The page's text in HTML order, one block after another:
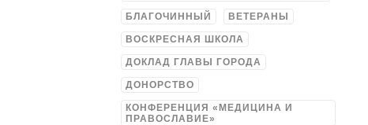
БЛАГОЧИННЫЙ ВЕТЕРАНЫ
ВОСКРЕСНАЯ ШКОЛА
ДОКЛАД ГЛАВЫ ГОРОДА
ДОНОРСТВО
КОНФЕРЕНЦИЯ «МЕДИЦИНА И
ПРАВОСЛАВИЕ»